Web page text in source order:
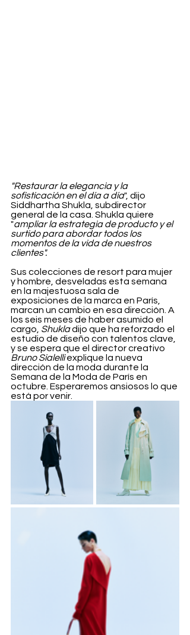
"Restaurar la elegancia y la
sofisticación en el día a día", dijo
Siddhartha Shukla, subdirector
general de la casa. Shukla quiere
"ampliar la estrategia de producto y el
surtido para abordar todos los
momentos de la vida de nuestros
clientes".
Sus colecciones de resort para mujer
y hombre, desveladas esta semana
en la majestuosa sala de
exposiciones de la marca en París,
marcan un cambio en esa dirección. A
los seis meses de haber asumido el
cargo, Shukla dijo que ha reforzado el
estudio de diseño con talentos clave,
y se espera que el director creativo
Bruno Sialelli explique la nueva
dirección de la moda durante la
Semana de la Moda de París en
octubre. Esperaremos ansiosos lo que
está por venir.